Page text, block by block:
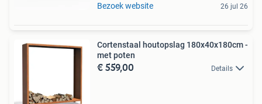
Bezoek website 26 jul 26
Cortenstaal houtopslag 180x40x180cm -
met poten
€ 559,00 Details